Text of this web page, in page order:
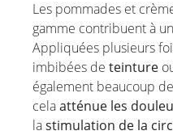
Encens
Les pommades et
gamme contribuent à
Appliquées plusieurs
imbibées de teinture
également beaucoup
celaatténue les
lastimulation de la